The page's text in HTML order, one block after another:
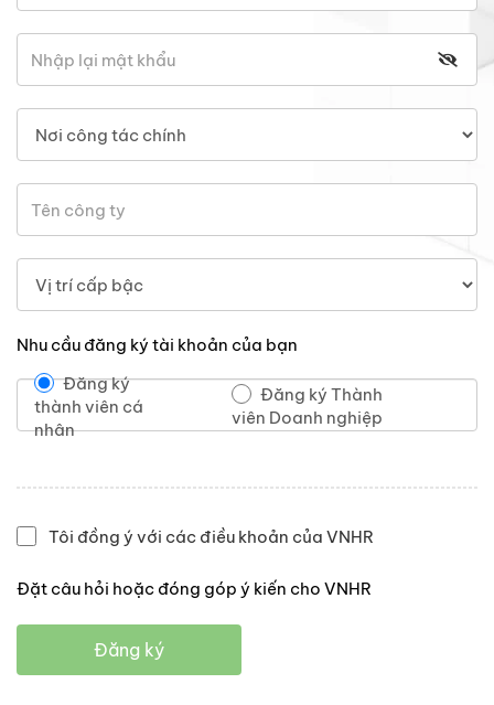
Nhu cầu đăng ký tài khoản của bạn
Đăng ký
thành viên cá
nhân
Đăng ký Thành
viên Doanh nghiệp
Tôi đồng ý với các điều khoản của VNHR
Đặt câu hỏi hoặc đóng góp ý kiến cho VNHR
Đăng ký